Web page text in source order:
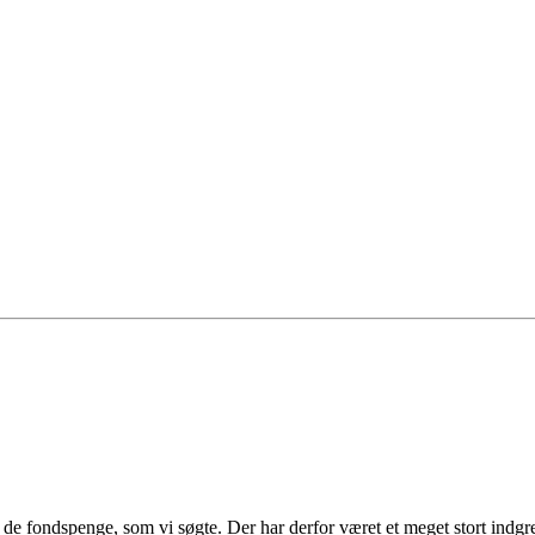
fondspenge, som vi søgte. Der har derfor været et meget stort